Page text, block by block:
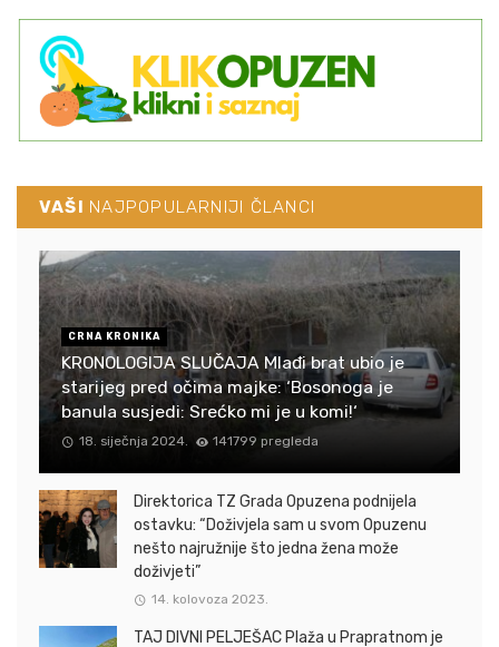
VAŠI NAJPOPULARNIJI ČLANCI
CRNA KRONIKA
KRONOLOGIJA SLUČAJA Mlađi brat ubio je
starijeg pred očima majke: ‘Bosonoga je
banula susjedi: Srećko mi je u komi!‘
18. siječnja 2024. 141799 pregleda
Direktorica TZ Grada Opuzena podnijela
ostavku: “Doživjela sam u svom Opuzenu
nešto najružnije što jedna žena može
doživjeti”
14. kolovoza 2023.
TAJ DIVNI PELJEŠAC Plaža u Prapratnom je